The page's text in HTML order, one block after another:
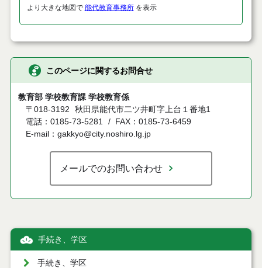
より大きな地図で 能代教育事務所を表示
このページに関するお問合せ
教育部 学校教育課 学校教育係
〒018-3192
秋田県能代市二ツ井町字上台１番地1
電話：0185-73-5281
FAX：0185-73-6459
E-mail：gakkyo@city.noshiro.lg.jp
メールでのお問い合わせ
手続き、学区
手続き、学区